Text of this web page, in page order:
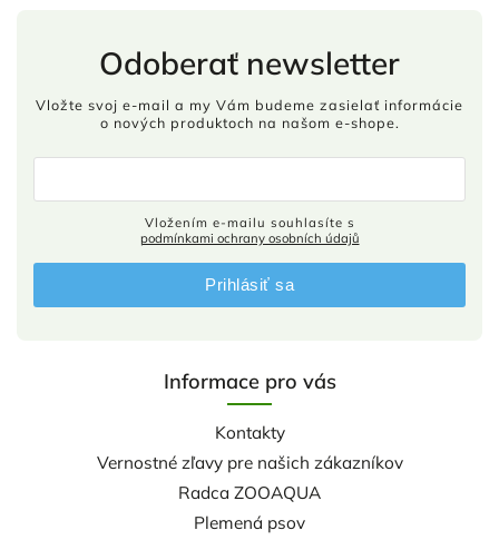
Informace pro vás
Kontakty
Vernostné zľavy pre našich zákazníkov
Radca ZOOAQUA
Plemená psov
Odoberať newsletter
Vložte svoj e-mail a my Vám budeme zasielať informácie
o nových produktoch na našom e-shope.
podmínkami ochrany osobních údajů
Prihlásiť sa